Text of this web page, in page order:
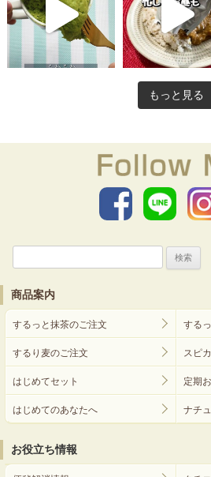
もっと見る
商品案内
するっと抹茶のご注文 する
するり麦のご注文 スピ
はじめてセット 定期
はじめてのあなたへ ナチ
お役立ち情報